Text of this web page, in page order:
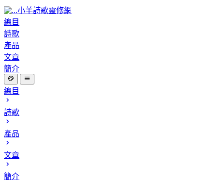
小羊詩歌靈修網
總目
詩歌
產品
文章
簡介
總目
詩歌
產品
文章
簡介